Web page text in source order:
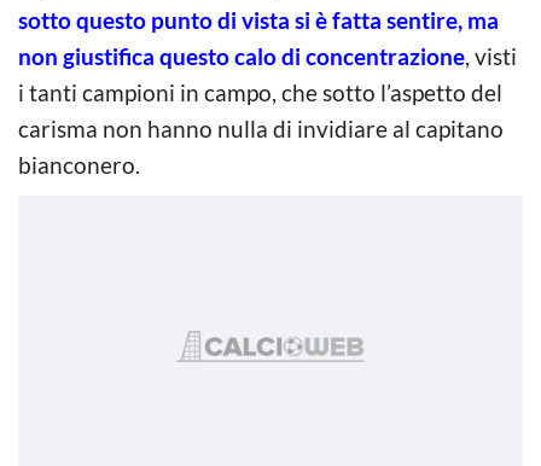
sotto questo punto di vista si è fatta sentire, ma
non giustifica questo calo di concentrazione, visti
i tanti campioni in campo, che sotto l’aspetto del
carisma non hanno nulla di invidiare al capitano
bianconero.